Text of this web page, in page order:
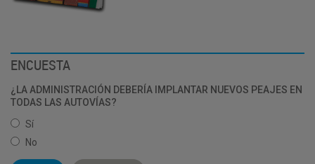
ENCUESTA
¿LA ADMINISTRACIÓN DEBERÍA IMPLANTAR NUEVOS PEAJES EN
TODAS LAS AUTOVÍAS?
Sí
No